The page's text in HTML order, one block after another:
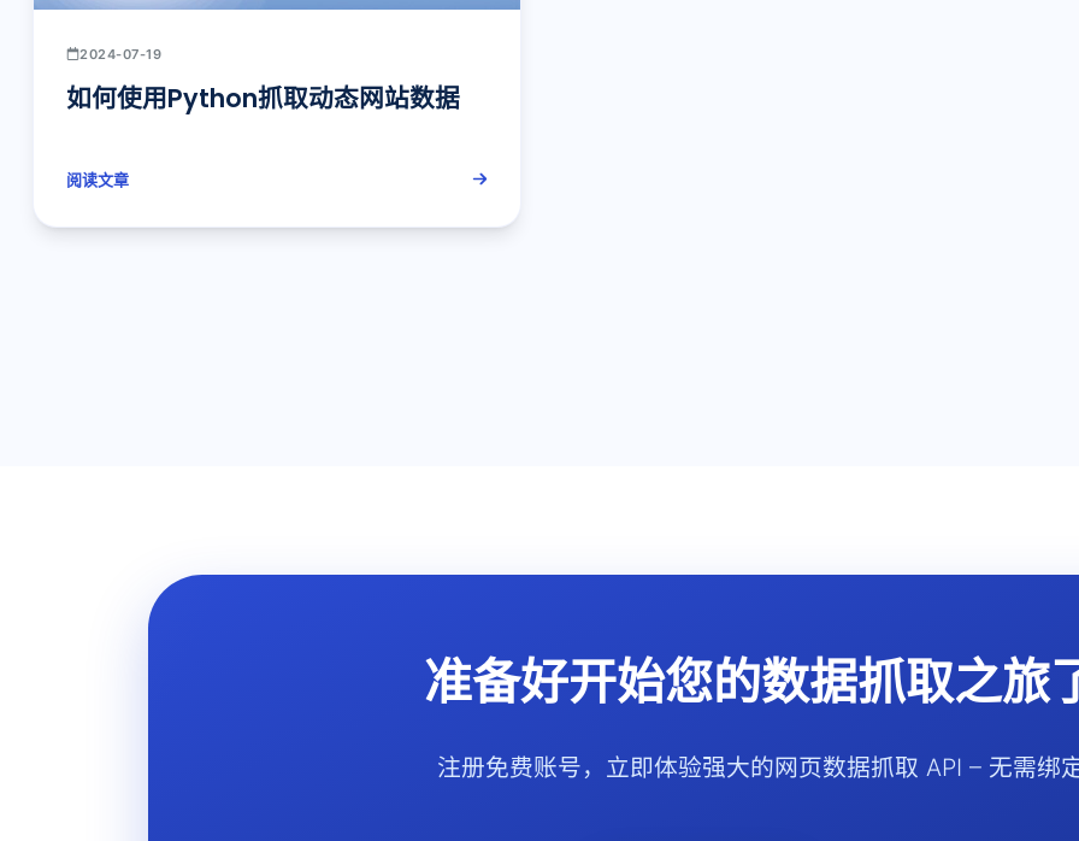
2024-07-19
如何使用Python抓取动态网站数据
阅读文章
准备好开始您的数据抓取之旅
注册免费账号，立即体验强大的网页数据抓取 API – 无需绑